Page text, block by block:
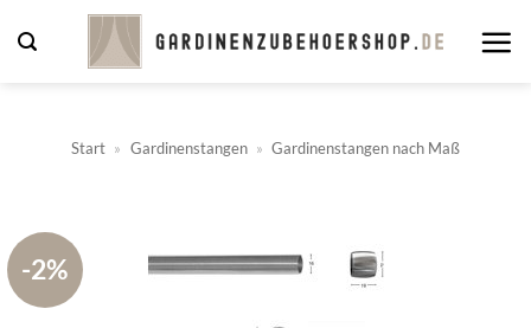
Inhalt
Start » Gardinenstangen » Gardinenstangen nach Maß
-2%